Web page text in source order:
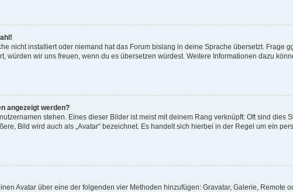
nicht installiert oder niemand hat das Forum bislang in deine Sprache übersetzt. Frage
würden wir uns freuen, wenn du es übersetzen würdest. Weitere Informationen dazu
angezeigt werden?
stehen. Eines dieser Bilder ist meist mit deinem Rang verknüpft: Oft sind dies
Bild wird auch als „Avatar“ bezeichnet. Es handelt sich hierbei in der Regel um ein
Avatar über eine der folgenden vier Methoden hinzufügen: Gravatar, Galerie, Remote